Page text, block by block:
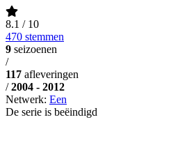
8.1 / 10
470 stemmen
9 seizoenen
/
117 afleveringen
/ 2004 - 2012
Netwerk: Een
De serie is beëindigd